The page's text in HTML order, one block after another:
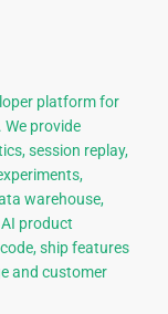
platform for
provide
session replay,
warehouse,
product
ship features
and customer